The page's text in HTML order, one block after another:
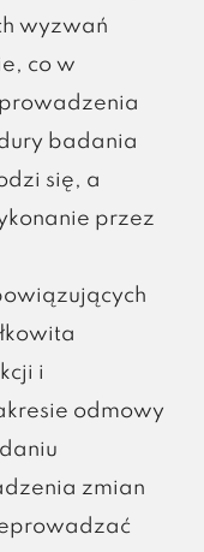
wyzwań
co w
badania
się, a
przez
i
odmowy
zmian